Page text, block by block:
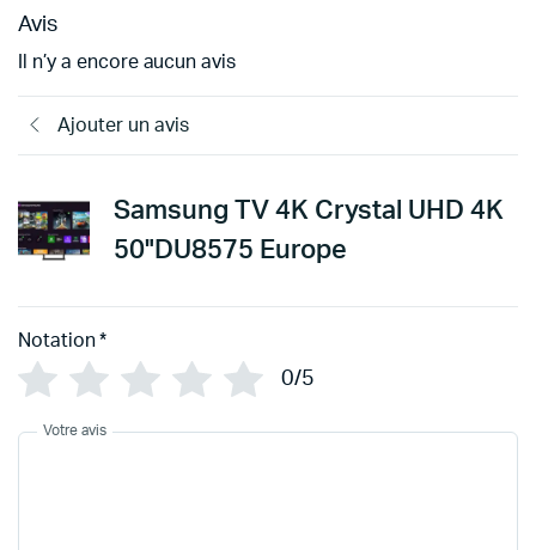
Avis
Il n’y a encore aucun avis
Ajouter un avis
Samsung TV 4K Crystal UHD 4K
50"DU8575 Europe
Notation *
0/5
Votre avis